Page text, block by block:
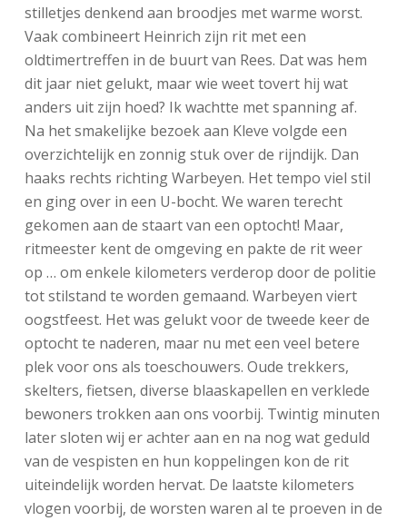
stilletjes denkend aan broodjes met warme worst.
Vaak combineert Heinrich zijn rit met een
oldtimertreffen in de buurt van Rees. Dat was hem
dit jaar niet gelukt, maar wie weet tovert hij wat
anders uit zijn hoed? Ik wachtte met spanning af.
Na het smakelijke bezoek aan Kleve volgde een
overzichtelijk en zonnig stuk over de rijndijk. Dan
haaks rechts richting Warbeyen. Het tempo viel stil
en ging over in een U-bocht. We waren terecht
gekomen aan de staart van een optocht! Maar,
ritmeester kent de omgeving en pakte de rit weer
op … om enkele kilometers verderop door de politie
tot stilstand te worden gemaand. Warbeyen viert
oogstfeest. Het was gelukt voor de tweede keer de
optocht te naderen, maar nu met een veel betere
plek voor ons als toeschouwers. Oude trekkers,
skelters, fietsen, diverse blaaskapellen en verklede
bewoners trokken aan ons voorbij. Twintig minuten
later sloten wij er achter aan en na nog wat geduld
van de vespisten en hun koppelingen kon de rit
uiteindelijk worden hervat. De laatste kilometers
vlogen voorbij, de worsten waren al te proeven in de